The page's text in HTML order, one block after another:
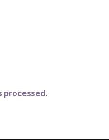
processed.